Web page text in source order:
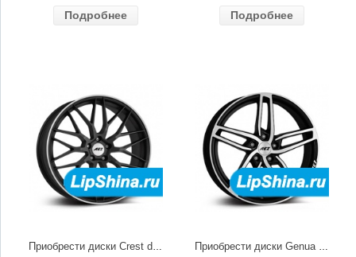
Подробнее Подробнее
Приобрести диски Crest dark Приобрести диски Genua dark